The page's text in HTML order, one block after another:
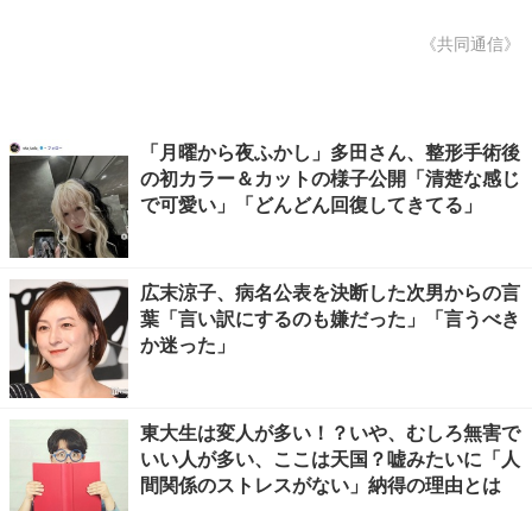
《共同通信》
「月曜から夜ふかし」多田さん、整形手術後
の初カラー＆カットの様子公開「清楚な感じ
で可愛い」「どんどん回復してきてる」
広末涼子、病名公表を決断した次男からの言
葉「言い訳にするのも嫌だった」「言うべき
か迷った」
東大生は変人が多い！？いや、むしろ無害で
いい人が多い、ここは天国？嘘みたいに「人
間関係のストレスがない」納得の理由とは